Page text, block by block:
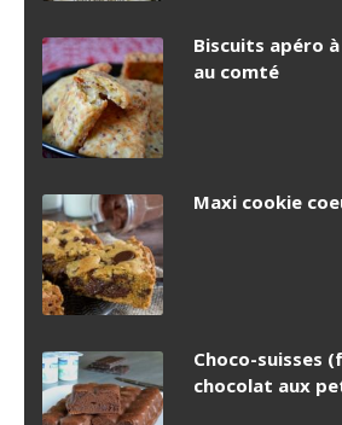
Biscuits apéro
au comté
Maxi cookie
Choco-suisses
chocolat aux